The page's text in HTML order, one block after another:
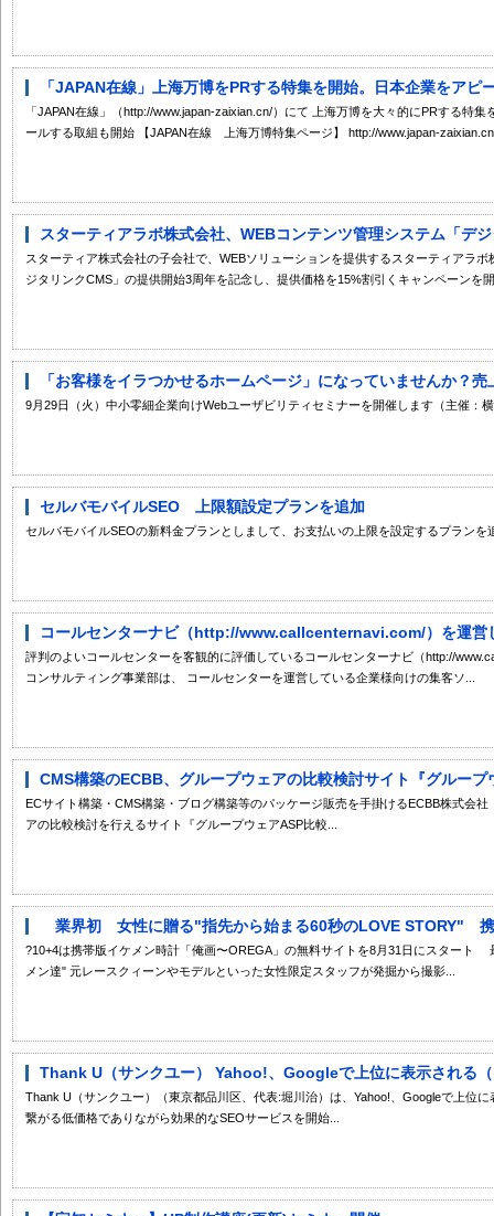
「JAPAN在線」上海万博をPRする特集を開始。日本企業をアピ
「JAPAN在線」（http://www.japan-zaixian.cn/）にて 上海万博を大々的にPRする特
ールする取組も開始 【JAPAN在線 上海万博特集ページ】 http://www.japan-
スターティアラボ株式会社、WEBコンテンツ管理システム「デ
スターティア株式会社の子会社で、WEBソリューションを提供するスターティアラ
ジタリンクCMS」の提供開始3周年を記念し、提供価格を15%割引くキャンペーンを
「お客様をイラつかせるホームページ」になっていませんか？
9月29日（火）中小零細企業向けWebユーザビリティセミナーを開催します（主催：
セルバモバイルSEO 上限額設定プランを追加
セルバモバイルSEOの新料金プランとしまして、お支払いの上限を設定するプランを
コールセンターナビ（http://www.callcenternavi.com/）を運営
評判のよいコールセンターを客観的に評価しているコールセンターナビ（http://
コンサルティング事業部は、 コールセンターを運営している企業様向けの集客ソ...
CMS構築のECBB、グループウェアの比較検討サイト『グルー
ECサイト構築・CMS構築・ブログ構築等のパッケージ販売を手掛けるECBB株式会
アの比較検討を行えるサイト『グループウェアASP比較...
業界初 女性に贈る"指先から始まる60秒のLOVE STORY" 携
?10+4は携帯版イケメン時計「俺画〜OREGA」の無料サイトを8月31日にスタート
メン達" 元レースクィーンやモデルといった女性限定スタッフが発掘から撮影...
Thank U（サンクユー） Yahoo!、Googleで上位に表示される
Thank U（サンクユー）（東京都品川区、代表:堀川治）は、Yahoo!、Googleで上位
繋がる低価格でありながら効果的なSEOサービスを開始...